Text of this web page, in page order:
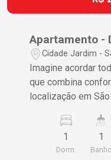
Apartamento -
Cidade Jardim -
Imagine acordar
que combina
localização em
moderno e conveniente.
embutido
1
Dorm.
1
Banho